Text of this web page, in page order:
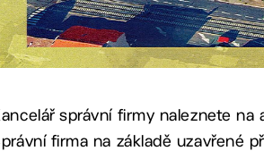
správní firmy naleznete na
firma na základě uzavřené